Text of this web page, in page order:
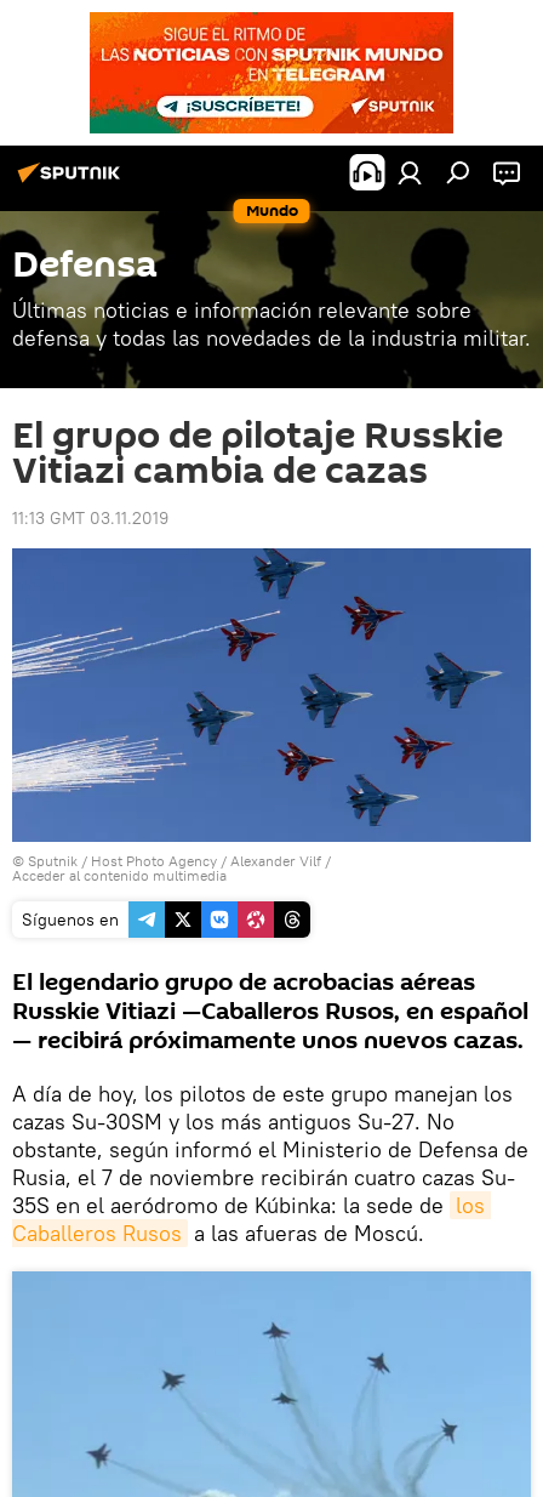
Mundo
Defensa
Últimas noticias e información relevante sobre
defensa y todas las novedades de la industria militar.
El grupo de pilotaje Russkie
Vitiazi cambia de cazas
11:13 GMT 03.11.2019
© Sputnik / Host Photo Agency / Alexander Vilf /
Acceder al contenido multimedia
Síguenos en
El legendario grupo de acrobacias aéreas
Russkie Vitiazi —Caballeros Rusos, en español
— recibirá próximamente unos nuevos cazas.
A día de hoy, los pilotos de este grupo manejan los
cazas Su-30SM y los más antiguos Su-27. No
obstante, según informó el Ministerio de Defensa de
Rusia, el 7 de noviembre recibirán cuatro cazas Su-
35S en el aeródromo de Kúbinka: la sede de los
Caballeros Rusos a las afueras de Moscú.